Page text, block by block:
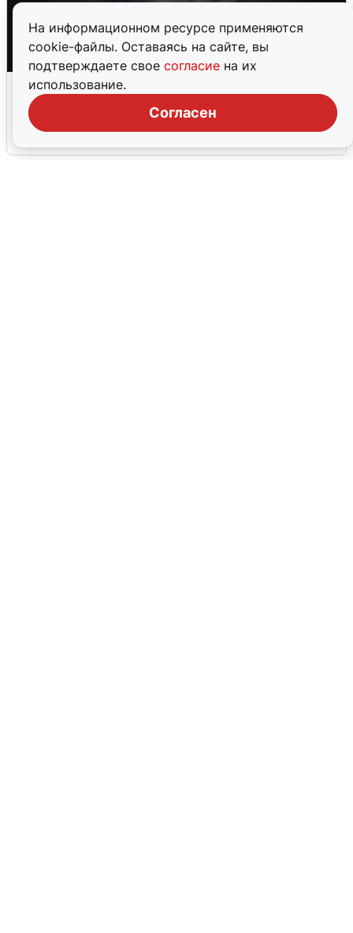
На информационном ресурсе применяются
cookie-файлы. Оставаясь на сайте, вы
подтверждаете свое согласие на их
использование.
Согласен
Взрывы в Воронеже после сигнала
тревоги
5 августа 0